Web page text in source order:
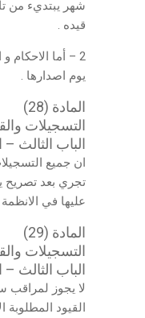
شهر يبتديء من
قيده .
2 – أما الاحكام
يوم اصدارها .
المادة (28)
التسجيلات
الباب الثالث –
ان جميع
تجري بعد تصريح
عليها في
المادة (29)
التسجيلات
الباب الثالث –
لا يجوز لمراقب
القيود المطلوبة